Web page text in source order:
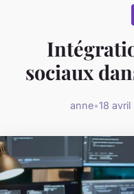
sociaux
anne•18